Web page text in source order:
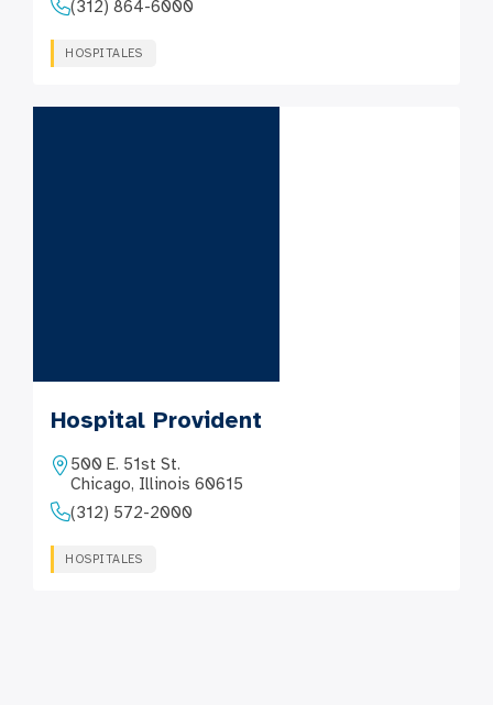
(312) 864-6000
HOSPITALES
Hospital Provident
500 E. 51st St.
Chicago, Illinois 60615
(312) 572-2000
HOSPITALES